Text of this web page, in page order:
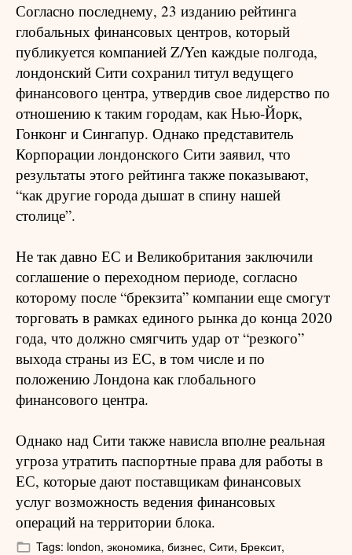
Согласно последнему, 23 изданию рейтинга
глобальных финансовых центров, который
публикуется компанией Z/Yen каждые полгода,
лондонский Сити сохранил титул ведущего
финансового центра, утвердив свое лидерство по
отношению к таким городам, как Нью-Йорк,
Гонконг и Сингапур. Однако представитель
Корпорации лондонского Сити заявил, что
результаты этого рейтинга также показывают,
“как другие города дышат в спину нашей
столице”.
Не так давно ЕС и Великобритания заключили
соглашение о переходном периоде, согласно
которому после “брекзита” компании еще смогут
торговать в рамках единого рынка до конца 2020
года, что должно смягчить удар от “резкого”
выхода страны из ЕС, в том числе и по
положению Лондона как глобального
финансового центра.
Однако над Сити также нависла вполне реальная
угроза утратить паспортные права для работы в
ЕС, которые дают поставщикам финансовых
услуг возможность ведения финансовых
операций на территории блока.
Tags: london, экономика, бизнес, Сити, Брексит,